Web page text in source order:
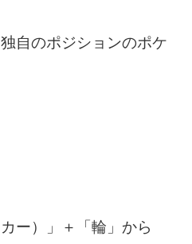
自のポジションのポケ
ー）」＋「輪」から